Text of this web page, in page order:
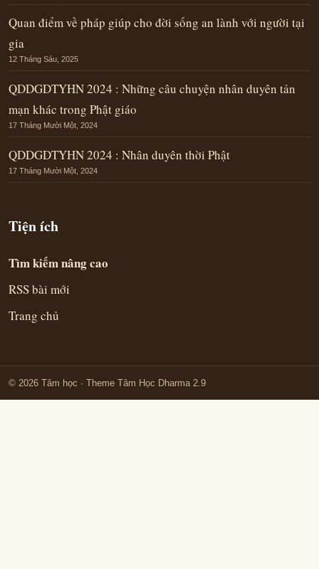
Quan điểm về pháp giúp cho đời sống an lành với người tại
gia
12 Tháng Sáu, 2025
QDDGDTYHN 2024 : Những câu chuyện nhân duyên tản
mạn khác trong Phật giáo
17 Tháng Mười Một, 2024
QDDGDTYHN 2024 : Nhân duyên thời Phật
17 Tháng Mười Một, 2024
Tiện ích
Tìm kiếm nâng cao
RSS bài mới
Trang chủ
© 2026 Tâm học · Theme Tâm Học Dharma 2.9